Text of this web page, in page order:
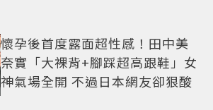
懷孕後首度露面超性感！田中美
奈實「大裸背+腳踩超高跟鞋」女
神氣場全開 不過日本網友卻狠酸